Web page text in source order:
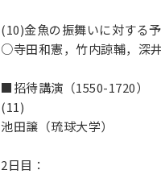
(10)金魚の振舞いに対する
○寺田和憲，竹内諒輔，深
■招待講演（1550-1720）
(11)
池田譲（琉球大学）
2日目：